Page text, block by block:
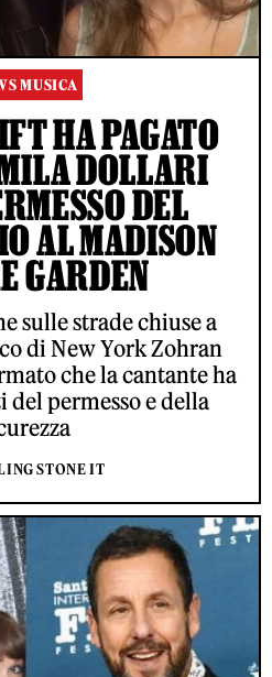
MUSICA
HA PAGATO
DOLLARI
DEL
AL MADISON
GARDEN
sulle strade chiuse a
di New York Zohran
che la cantante ha
del permesso e della
STONE IT